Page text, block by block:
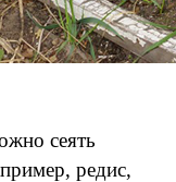
сеять
редис,